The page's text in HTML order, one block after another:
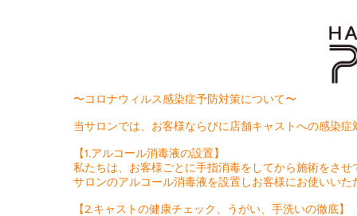
〜コロナウィルス感染症予防対策について〜
当サロンでは、お客様ならびに店舗キャストへの感染
【1.アルコール消毒液の設置】
私たちは、お客様ごとに手指消毒をしてから施術をさ
サロンのアルコール消毒液を設置しお客様にお使いい
【2.キャストの健康チェック、うがい、手洗いの徹底】